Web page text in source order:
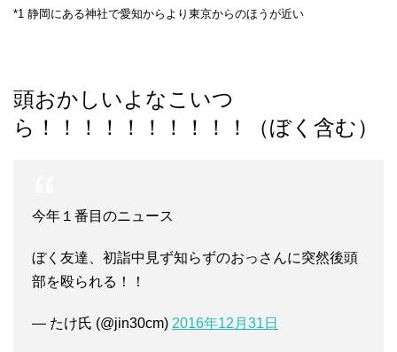
*1 静岡にある神社で愛知からより東京からのほうが近い
頭おかしいよなこいつ
ら！！！！！！！！！！（ぼく含む）
今年１番目のニュース
ぼく友達、初詣中見ず知らずのおっさんに突然後頭
部を殴られる！！
— たけ氏 (@jin30cm) 2016年12月31日